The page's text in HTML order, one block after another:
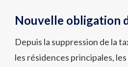
Nouvelle obligation
Depuis la suppression de la
les résidences principales,